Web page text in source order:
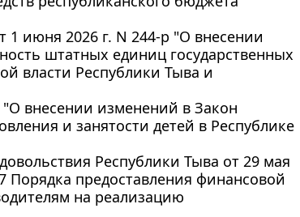
1 июня 2026 г. N 244-р "О внесении
штатных единиц государственных
власти Республики Тыва и
"О внесении изменений в Закон
и занятости детей в Республике
Республики Тыва от 29 мая
Порядка предоставления финансовой
на реализацию